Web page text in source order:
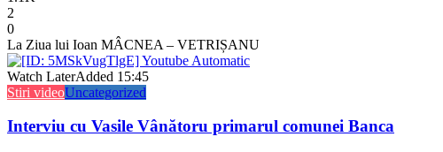
2
0
La Ziua lui Ioan MÂCNEA – VETRIȘANU
Watch LaterAdded 15:45
Stiri videoUncategorized
Interviu cu Vasile Vânătoru primarul comunei Banca